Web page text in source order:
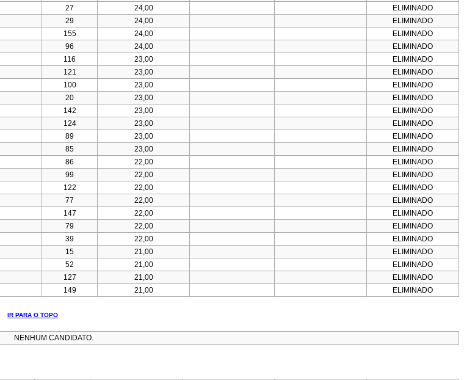
27 24,00
ELIMINADO
29 24,00
ELIMINADO
155 24,00
ELIMINADO
96 24,00
ELIMINADO
116 23,00
ELIMINADO
121 23,00
ELIMINADO
100 23,00
ELIMINADO
20 23,00
ELIMINADO
142 23,00
ELIMINADO
124 23,00
ELIMINADO
89 23,00
ELIMINADO
85 23,00
ELIMINADO
86 22,00
ELIMINADO
99 22,00
ELIMINADO
122 22,00
ELIMINADO
77 22,00
ELIMINADO
147 22,00
ELIMINADO
79 22,00
ELIMINADO
39 22,00
ELIMINADO
15 21,00
ELIMINADO
52 21,00
ELIMINADO
127 21,00
ELIMINADO
149 21,00 ELIMINADO
IR PARA O TOPO
NENHUM CANDIDATO.